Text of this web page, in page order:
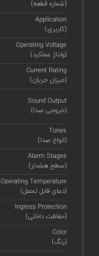
(شماره قطعه)
Application
(کاربری)
Operating Voltage
(ولتاژ عملکرد)
Current Rating
(میزان جریان)
Sound Output
(خروجی صدا)
Tones
(انواع صدا)
Alarm Stages
(سطح هشدار)
Operating Temperature
(دمای قابل تحمل)
Ingress Protection
(حفاظت داخلی)
Color
(رنگ)